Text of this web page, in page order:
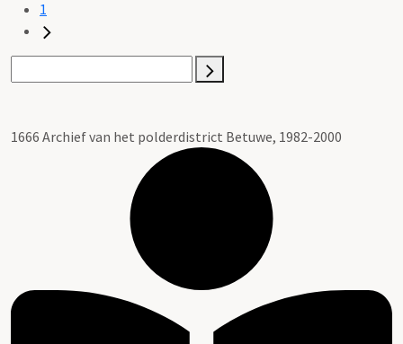
1
1666 Archief van het polderdistrict Betuwe, 1982-2000